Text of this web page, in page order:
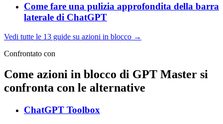
Come fare una pulizia approfondita della barra
laterale di ChatGPT
Vedi tutte le 13 guide su azioni in blocco →
Confrontato con
Come azioni in blocco di GPT Master si
confronta con le alternative
ChatGPT Toolbox